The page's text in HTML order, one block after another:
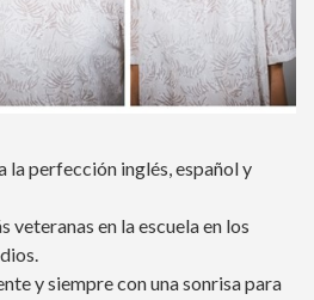
la perfección inglés, español y
veteranas en la escuela en los
y siempre con una sonrisa para